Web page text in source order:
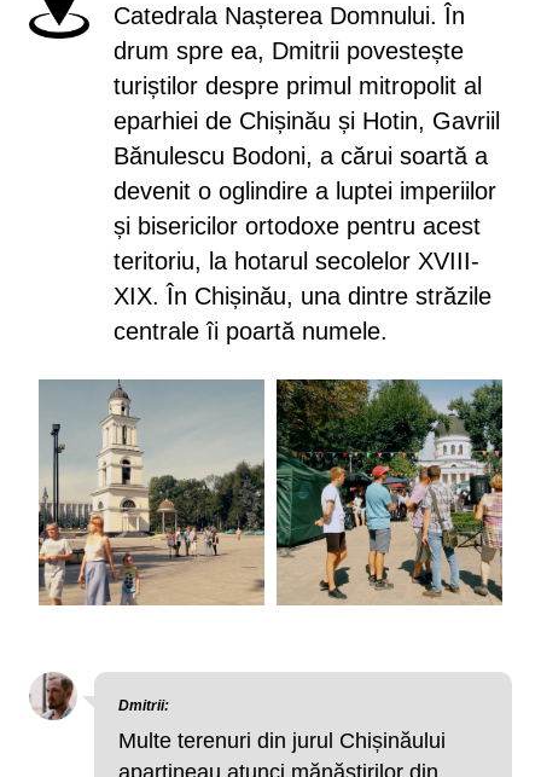
Catedrala Nașterea Domnului. În
drum spre ea, Dmitrii povestește
turiștilor despre primul mitropolit al
eparhiei de Chișinău și Hotin, Gavriil
Bănulescu Bodoni, a cărui soartă a
devenit o oglindire a luptei imperiilor
și bisericilor ortodoxe pentru acest
teritoriu, la hotarul secolelor XVIII-
XIX. În Chișinău, una dintre străzile
centrale îi poartă numele.
Dmitrii:
Multe terenuri din jurul Chișinăului
aparțineau atunci mănăstirilor din